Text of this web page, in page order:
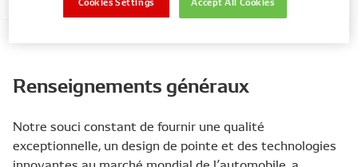
Renseignements généraux
Notre souci constant de fournir une qualité
exceptionnelle, un design de pointe et des technologies